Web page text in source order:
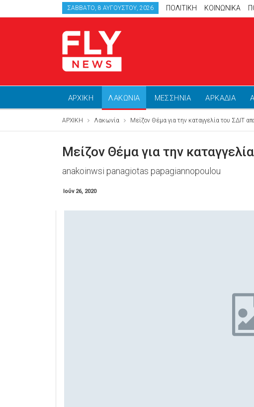
ΣΆΒΒΑΤΟ, 8 ΑΥΓΟΎΣΤΟΥ, 2026 ΠΟΛΙΤΙΚΗ ΚΟΙΝΩΝΙΚΑ
ΑΡΧΙΚΗ ΛΑΚΩΝΙΑ ΜΕΣΣΗΝΙΑ ΑΡΚΑΔΙΑ
ΑΡΧΙΚΗ Λακωνία Μείζον Θέμα για την καταγγελία του ΣΔΙΤ
Μείζον Θέμα για την
anakoinwsi panagiotas papagiannopoulou
Ιούν 26, 2020